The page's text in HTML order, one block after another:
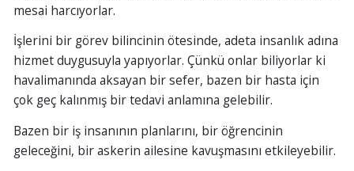
mesai harcıyorlar.
İşlerini bir görev bilincinin ötesinde, adeta insanlık adına
hizmet duygusuyla yapıyorlar. Çünkü onlar biliyorlar ki
havalimanında aksayan bir sefer, bazen bir hasta için
çok geç kalınmış bir tedavi anlamına gelebilir.
Bazen bir iş insanının planlarını, bir öğrencinin
geleceğini, bir askerin ailesine kavuşmasını etkileyebilir.